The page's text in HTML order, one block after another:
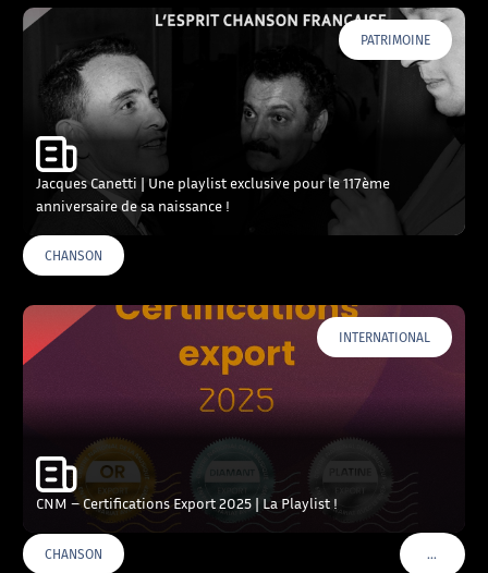
PATRIMOINE
Jacques Canetti | Une playlist exclusive pour le 117ème
anniversaire de sa naissance !
CHANSON
INTERNATIONAL
CNM – Certifications Export 2025 | La Playlist !
CHANSON …VOIR